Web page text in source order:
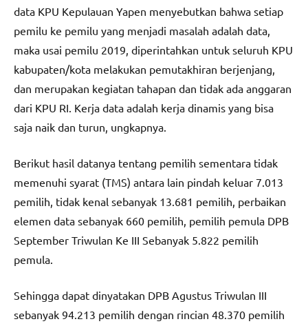
data KPU Kepulauan Yapen menyebutkan bahwa setiap
pemilu ke pemilu yang menjadi masalah adalah data,
maka usai pemilu 2019, diperintahkan untuk seluruh KPU
kabupaten/kota melakukan pemutakhiran berjenjang,
dan merupakan kegiatan tahapan dan tidak ada anggaran
dari KPU RI. Kerja data adalah kerja dinamis yang bisa
saja naik dan turun, ungkapnya.
Berikut hasil datanya tentang pemilih sementara tidak
memenuhi syarat (TMS) antara lain pindah keluar 7.013
pemilih, tidak kenal sebanyak 13.681 pemilih, perbaikan
elemen data sebanyak 660 pemilih, pemilih pemula DPB
September Triwulan Ke III Sebanyak 5.822 pemilih
pemula.
Sehingga dapat dinyatakan DPB Agustus Triwulan III
sebanyak 94.213 pemilih dengan rincian 48.370 pemilih